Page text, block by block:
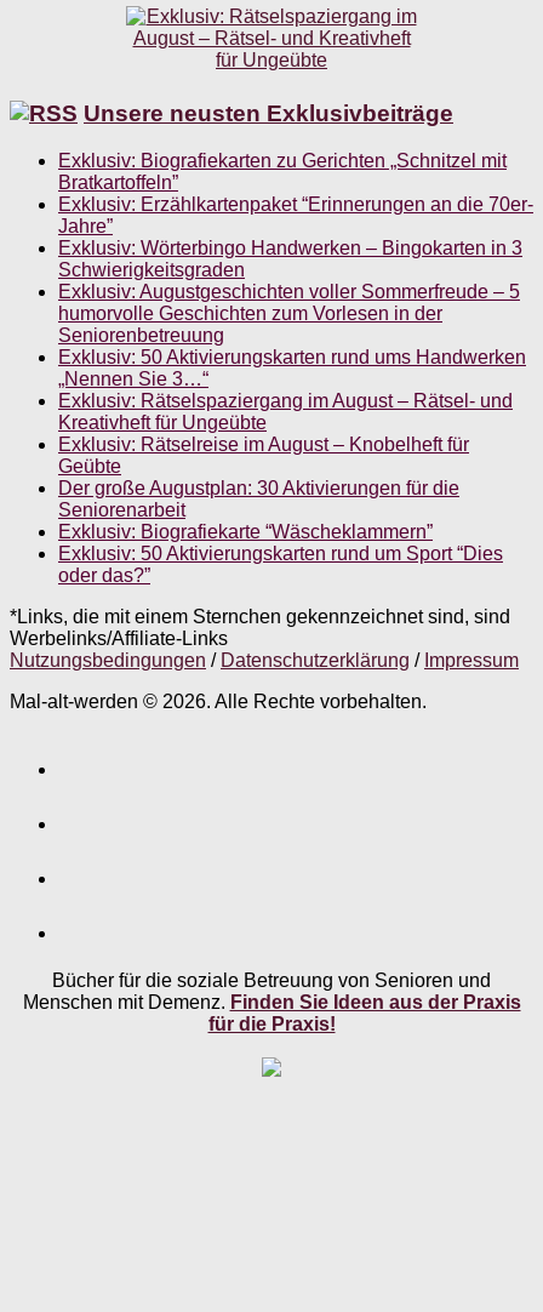
Unsere neusten Exklusivbeiträge
Exklusiv: Biografiekarten zu Gerichten „Schnitzel mit
Bratkartoffeln”
Exklusiv: Erzählkartenpaket “Erinnerungen an die 70er-
Jahre”
Exklusiv: Wörterbingo Handwerken – Bingokarten in 3
Schwierigkeitsgraden
Exklusiv: Augustgeschichten voller Sommerfreude – 5
humorvolle Geschichten zum Vorlesen in der
Seniorenbetreuung
Exklusiv: 50 Aktivierungskarten rund ums Handwerken
„Nennen Sie 3…“
Exklusiv: Rätselspaziergang im August – Rätsel- und
Kreativheft für Ungeübte
Exklusiv: Rätselreise im August – Knobelheft für
Geübte
Der große Augustplan: 30 Aktivierungen für die
Seniorenarbeit
Exklusiv: Biografiekarte “Wäscheklammern”
Exklusiv: 50 Aktivierungskarten rund um Sport “Dies
oder das?”
*Links, die mit einem Sternchen gekennzeichnet sind, sind
Werbelinks/Affiliate-Links
Nutzungsbedingungen / Datenschutzerklärung / Impressum
Mal-alt-werden © 2026. Alle Rechte vorbehalten.
Bücher für die soziale Betreuung von Senioren und
Menschen mit Demenz. Finden Sie Ideen aus der Praxis
für die Praxis!